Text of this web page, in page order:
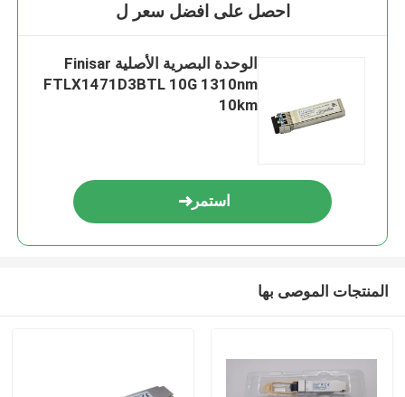
احصل على افضل سعر ل
الوحدة البصرية الأصلية Finisar
FTLX1471D3BTL 10G 1310nm
10km
استمر
المنتجات الموصى بها